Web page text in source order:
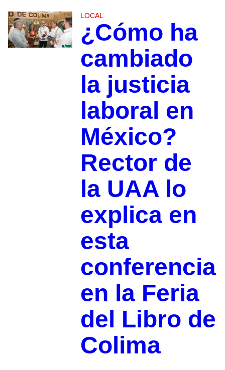
LOCAL
¿Cómo ha
cambiado
la justicia
laboral en
México?
Rector de
la UAA lo
explica en
esta
conferencia
en la Feria
del Libro de
Colima